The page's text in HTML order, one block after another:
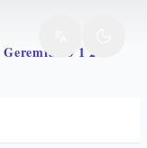
Geremia 16 1 27